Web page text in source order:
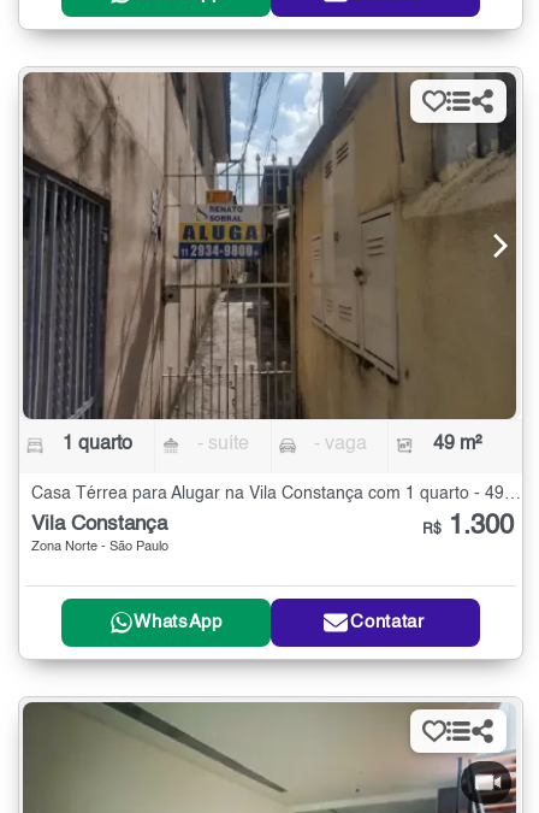
1 quarto - suíte - vaga 49 m²
Casa Térrea para Alugar na Vila Constança com 1 quarto - 49 m²
Vila Constança
Zona Norte - São Paulo
R$ 1.300
WhatsApp Contatar